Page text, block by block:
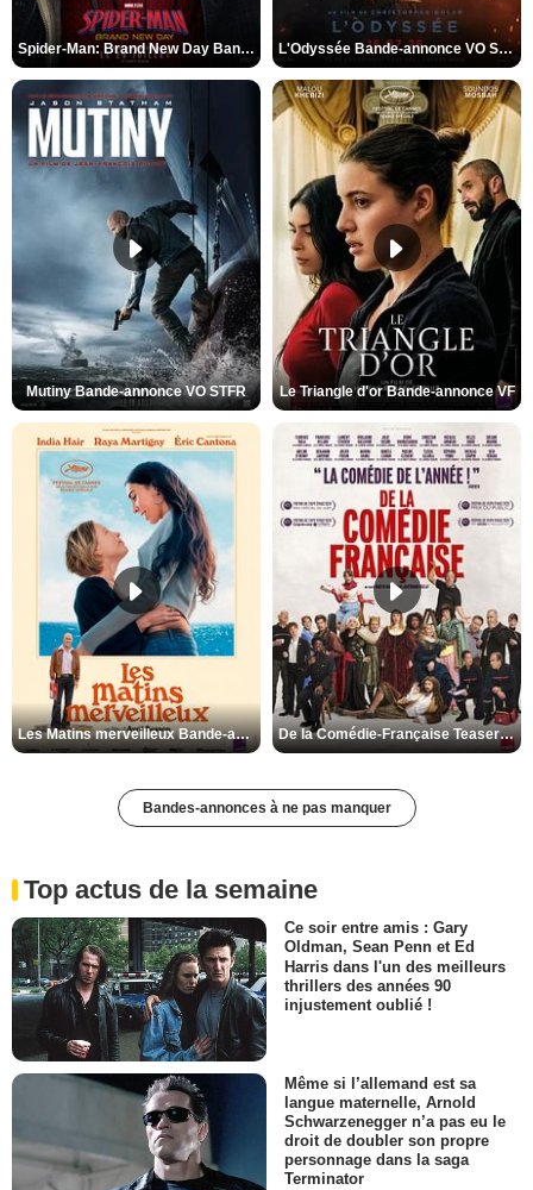
Spider-Man: Brand New Day Bande-annonce VO STFR L'Odyssée Bande-annonce VO STFR
Mutiny Bande-annonce VO STFR Le Triangle d'or Bande-annonce VF
Les Matins merveilleux Bande-annonce VF De la Comédie-Française Teaser VF
Bandes-annonces à ne pas manquer
Top actus de la semaine
Ce soir entre amis : Gary
Oldman, Sean Penn et Ed
Harris dans l'un des meilleurs
thrillers des années 90
injustement oublié !
Même si l’allemand est sa
langue maternelle, Arnold
Schwarzenegger n’a pas eu le
droit de doubler son propre
personnage dans la saga
Terminator